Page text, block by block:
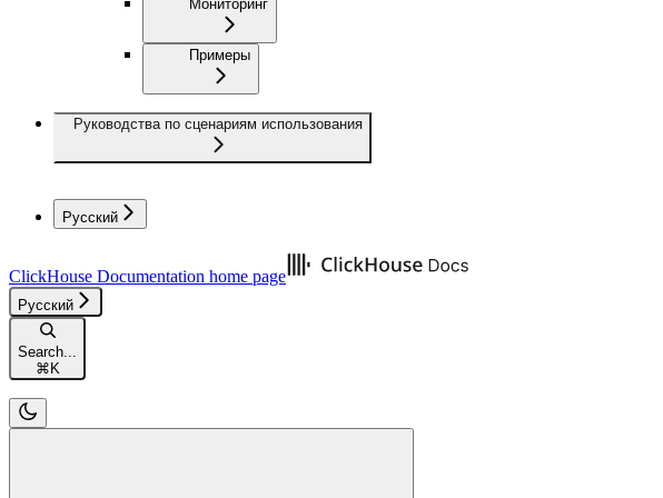
Мониторинг
Примеры
Руководства по сценариям использования
Русский
ClickHouse Documentation home page
Русский
Search...
⌘ K